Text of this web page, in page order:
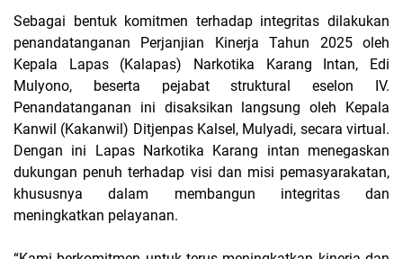
Sebagai bentuk komitmen terhadap integritas dilakukan
penandatanganan Perjanjian Kinerja Tahun 2025 oleh
Kepala Lapas (Kalapas) Narkotika Karang Intan, Edi
Mulyono, beserta pejabat struktural eselon IV.
Penandatanganan ini disaksikan langsung oleh Kepala
Kanwil (Kakanwil) Ditjenpas Kalsel, Mulyadi, secara virtual.
Dengan ini Lapas Narkotika Karang intan menegaskan
dukungan penuh terhadap visi dan misi pemasyarakatan,
khususnya dalam membangun integritas dan
meningkatkan pelayanan.